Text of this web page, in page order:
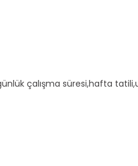
çalışma süresi,hafta